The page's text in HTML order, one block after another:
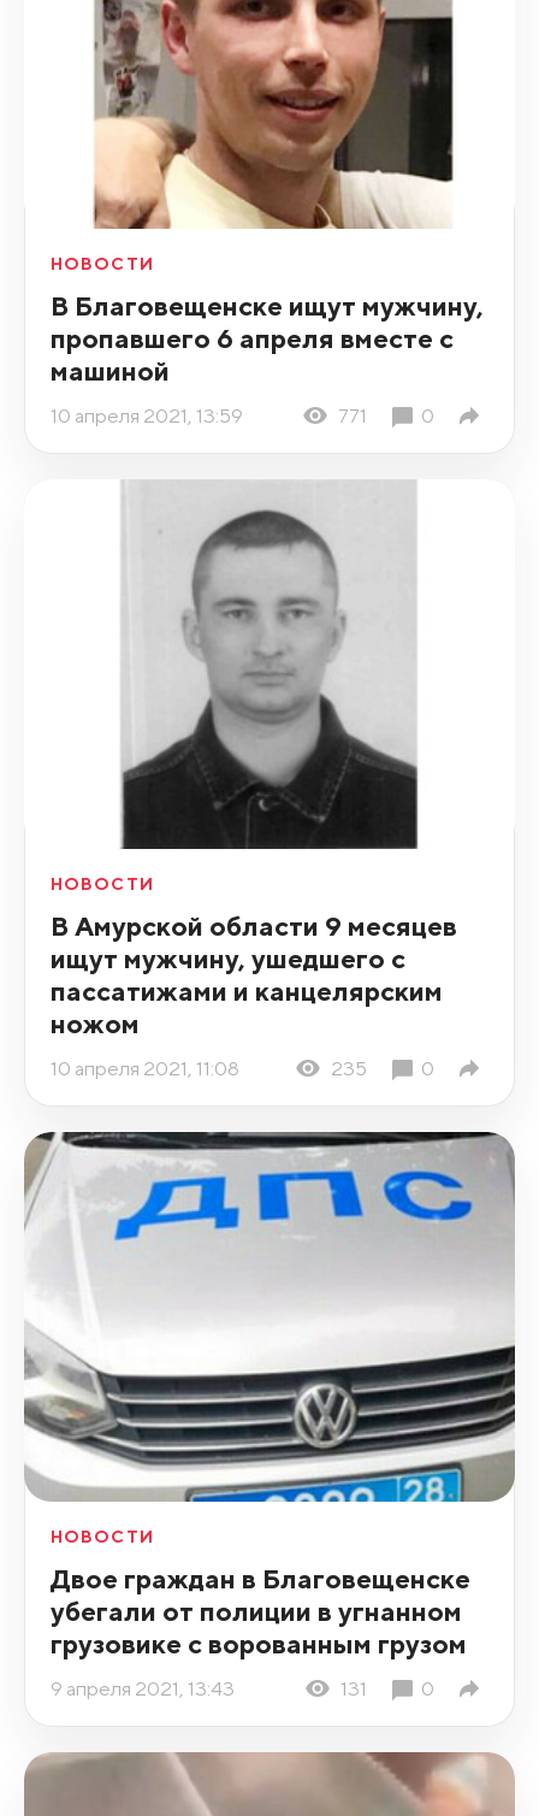
НОВОСТИ
В Благовещенске ищут мужчину,
пропавшего 6 апреля вместе с
машиной
10 апреля 2021, 13:59 771 0
НОВОСТИ
В Амурской области 9 месяцев
ищут мужчину, ушедшего с
пассатижами и канцелярским
ножом
10 апреля 2021, 11:08 235 0
НОВОСТИ
Двое граждан в Благовещенске
убегали от полиции в угнанном
грузовике с ворованным грузом
9 апреля 2021, 13:43 131 0